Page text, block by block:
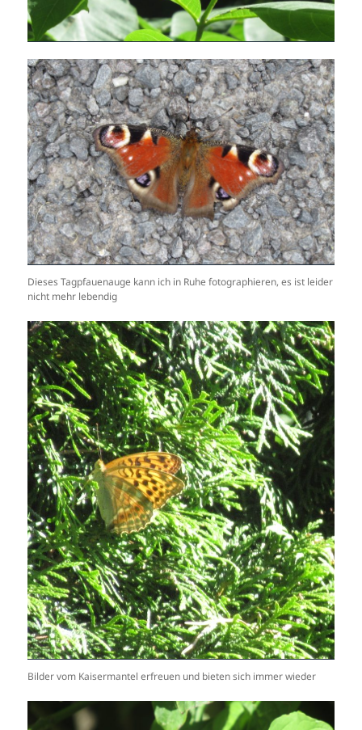
Dieses Tagpfauenauge kann ich in Ruhe fotographieren, es ist leider
nicht mehr lebendig
Bilder vom Kaisermantel erfreuen und bieten sich immer wieder